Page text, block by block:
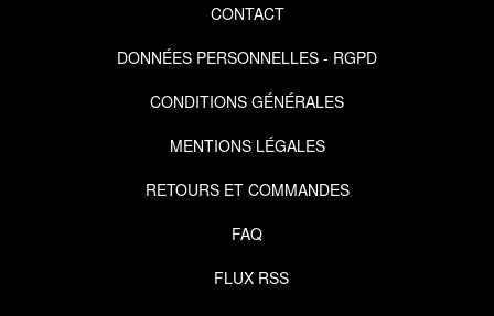
CONTACT
DONNÉES PERSONNELLES - RGPD
CONDITIONS GÉNÉRALES
MENTIONS LÉGALES
RETOURS ET COMMANDES
FAQ
FLUX RSS